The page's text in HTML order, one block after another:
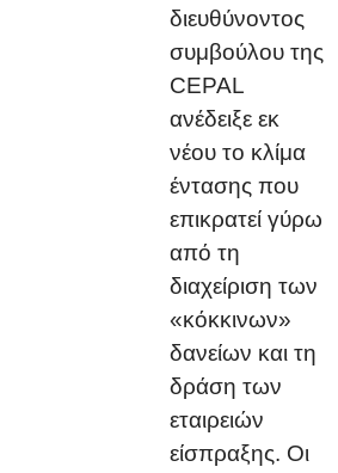
διευθύνοντος
συμβούλου της
CEPAL
ανέδειξε εκ
νέου το κλίμα
έντασης που
επικρατεί γύρω
από τη
διαχείριση των
«κόκκινων»
δανείων και τη
δράση των
εταιρειών
είσπραξης. Οι